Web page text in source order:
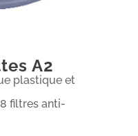
A2
plastique et
filtres anti-